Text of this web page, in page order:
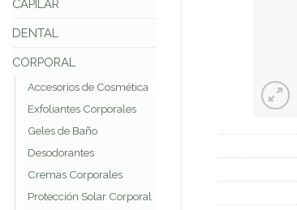
CAPILAR
DENTAL
CORPORAL
Accesorios de Cosmética
Exfoliantes Corporales
Geles de Baño
Desodorantes
Cremas Corporales
Protección Solar Corporal